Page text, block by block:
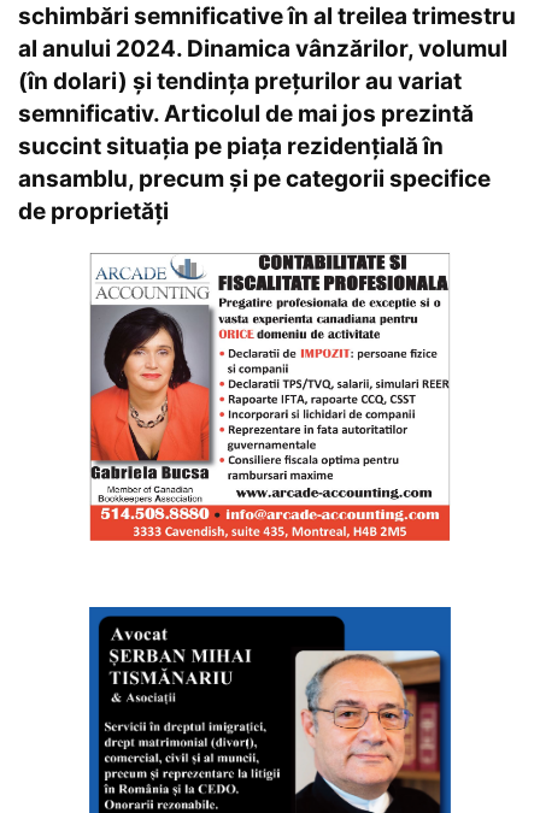
schimbări semnificative în al treilea trimestru
al anului 2024. Dinamica vânzărilor, volumul
(în dolari) și tendința prețurilor au variat
semnificativ. Articolul de mai jos prezintă
succint situația pe piața rezidențială în
ansamblu, precum și pe categorii specifice
de proprietăți